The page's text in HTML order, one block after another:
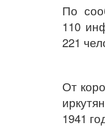
По
110
221
От
1941